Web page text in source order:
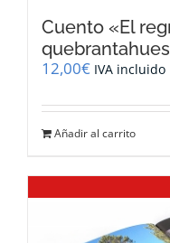
Cuento «El
12,00€ IVA incluido
Añadir al carrito